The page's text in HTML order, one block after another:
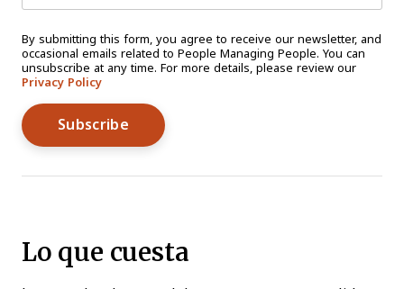
By submitting this form, you agree to receive our newsletter, and
occasional emails related to People Managing People. You can
unsubscribe at any time. For more details, please review our
Privacy Policy
Lo que cuesta